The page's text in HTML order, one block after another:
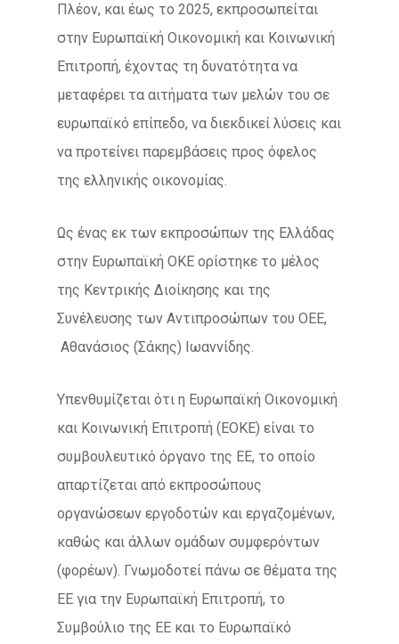
Πλέον, και έως το 2025, εκπροσωπείται
στην Ευρωπαϊκή Οικονομική και Κοινωνική
Επιτροπή, έχοντας τη δυνατότητα να
μεταφέρει τα αιτήματα των μελών του σε
ευρωπαϊκό επίπεδο, να διεκδικεί λύσεις και
να προτείνει παρεμβάσεις προς όφελος
της ελληνικής οικονομίας.
Ως ένας εκ των εκπροσώπων της Ελλάδας
στην Ευρωπαϊκή ΟΚΕ ορίστηκε το μέλος
της Κεντρικής Διοίκησης και της
Συνέλευσης των Αντιπροσώπων του ΟΕΕ,
Αθανάσιος (Σάκης) Ιωαννίδης.
Υπενθυμίζεται ότι η Ευρωπαϊκή Οικονομική
και Κοινωνική Επιτροπή (EΟΚΕ) είναι το
συμβουλευτικό όργανο της ΕΕ, το οποίο
απαρτίζεται από εκπροσώπους
οργανώσεων εργοδοτών και εργαζομένων,
καθώς και άλλων ομάδων συμφερόντων
(φορέων). Γνωμοδοτεί πάνω σε θέματα της
ΕΕ για την Ευρωπαϊκή Επιτροπή, το
Συμβούλιο της ΕΕ και το Ευρωπαϊκό